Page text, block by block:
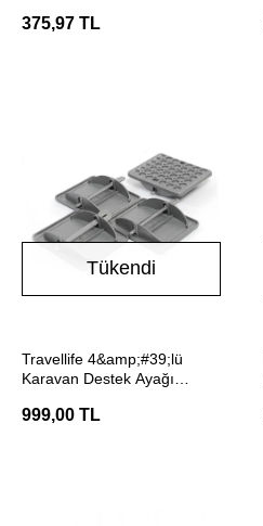
375,97 TL
Tükendi
Travellife 4&amp;#39;lü
Karavan Destek Ayağı
999,00 TL